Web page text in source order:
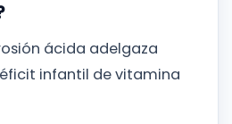
ácida adelgaza
infantil de vitamina